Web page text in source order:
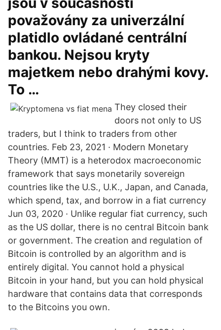
považovány za univerzální
platidlo ovládané centrální
bankou. Nejsou kryty
majetkem nebo drahými kovy.
To …
They closed their
doors not only to US
traders, but I think to traders from other
countries. Feb 23, 2021 · Modern Monetary
Theory (MMT) is a heterodox macroeconomic
framework that says monetarily sovereign
countries like the U.S., U.K., Japan, and Canada,
which spend, tax, and borrow in a fiat currency
Jun 03, 2020 · Unlike regular fiat currency, such
as the US dollar, there is no central Bitcoin bank
or government. The creation and regulation of
Bitcoin is controlled by an algorithm and is
entirely digital. You cannot hold a physical
Bitcoin in your hand, but you can hold physical
hardware that contains data that corresponds
to the Bitcoins you own.